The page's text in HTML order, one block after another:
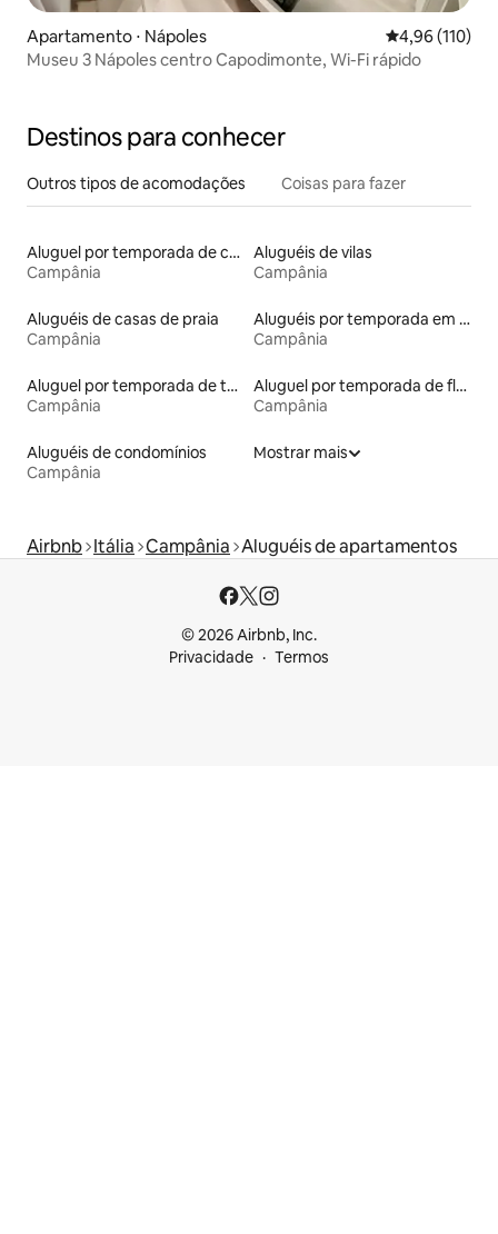
Apartamento ⋅ Nápoles 4,96 de uma
4,96 (110)
Museu 3 Nápoles centro Capodimonte, Wi-Fi rápido
Destinos para conhecer
Outros tipos de acomodações Coisas para fazer
Aluguel por temporada de casas de hóspedes
Campânia
Aluguéis de vilas
Campânia
Aluguéis de casas de praia
Campânia
Aluguéis por temporada em hotéis-fazenda
Campânia
Aluguel por temporada de townhouses
Campânia
Aluguel por temporada de flats
Campânia
Aluguéis de condomínios
Campânia
Mostrar mais
Airbnb Itália Campânia Aluguéis de apartamentos
© 2026 Airbnb, Inc.
Privacidade
Termos